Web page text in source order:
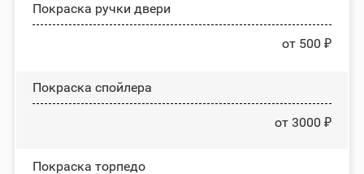
Покраска ручки двери
от 500 ₽
Покраска спойлера
от 3000 ₽
Покраска торпедо